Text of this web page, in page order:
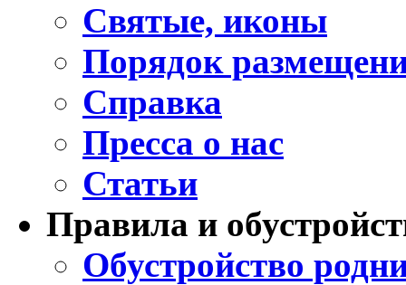
Святые, иконы
Порядок
Справка
Пресса о нас
Статьи
Правила и
Обустройство